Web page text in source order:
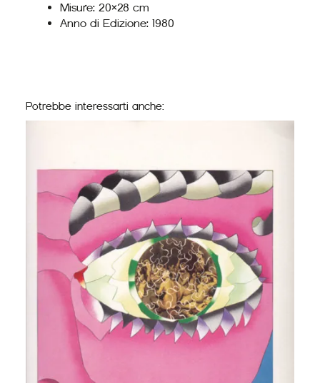
Misure: 20×28 cm
Anno di Edizione: 1980
Potrebbe interessarti anche: